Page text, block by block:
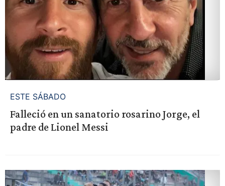
ESTE SÁBADO
Falleció en un sanatorio rosarino Jorge, el
padre de Lionel Messi